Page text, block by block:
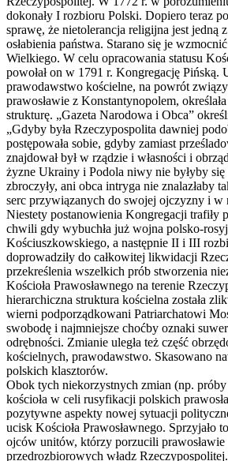
dokonały I rozbioru Polski. Dopiero teraz
sprawę, że nietolerancja religijna jest jedną
osłabienia państwa. Starano się je
Wielkiego. W celu opracowania statusu
powołał on w 1791 r. Kongregację Pińską.
prawodawstwo kościelne, na powrót
prawosławie z Konstantynopolem,
strukturę. „Gazeta Narodowa i Obca”
„Gdyby była Rzeczypospolita dawniej
postępowała sobie, gdyby zamiast
znajdował był w rządzie i własności i
żyzne Ukrainy i Podola niwy nie byłyby
zbroczyły, ani obca intryga nie znalazłaby
serc przywiązanych do swojej ojczyzny i w
Niestety postanowienia Kongregacji trafiły
chwili gdy wybuchła już wojna polsko-
Kościuszkowskiego, a następnie II i III
doprowadziły do całkowitej likwidacji
przekreślenia wszelkich prób stworzenia
Kościoła Prawosławnego na terenie
hierarchiczna struktura kościelna została
wierni podporządkowani Patriarchatowi
swobodę i najmniejsze choćby oznaki
odrębności. Zmianie uległa też część
kościelnych, prawodawstwo. Skasowano
polskich klasztorów.
Obok tych niekorzystnych zmian (np.
kościoła w celi rusyfikacji polskich
pozytywne aspekty nowej sytuacji
ucisk Kościoła Prawosławnego. Sprzyjało
ojców unitów, którzy porzucili prawosławie
przedrozbiorowych władz